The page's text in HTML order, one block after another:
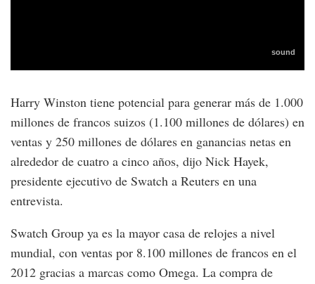
Harry Winston tiene potencial para generar más de 1.000
millones de francos suizos (1.100 millones de dólares) en
ventas y 250 millones de dólares en ganancias netas en
alrededor de cuatro a cinco años, dijo Nick Hayek,
presidente ejecutivo de Swatch a Reuters en una
entrevista.
Swatch Group ya es la mayor casa de relojes a nivel
mundial, con ventas por 8.100 millones de francos en el
2012 gracias a marcas como Omega. La compra de